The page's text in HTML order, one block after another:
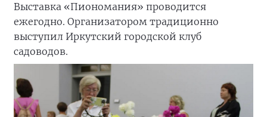
Выставка «Пиономания» проводится
ежегодно. Организатором традиционно
выступил Иркутский городской клуб
садоводов.